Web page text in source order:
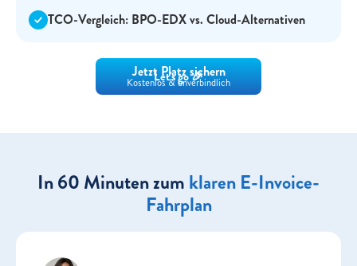
TCO-Vergleich: BPO-EDX vs. Cloud-Alternativen
Let's go 🎉
Jetzt Platz sichern
Kostenlos & unverbindlich
In 60 Minuten zum klaren E-Invoice-
Fahrplan